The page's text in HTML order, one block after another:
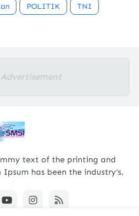
POLITIK TNI
Advertisement
text of the printing and
has been the industry's.